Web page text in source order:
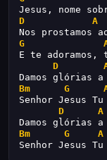
Jesus, nome
D
A
Nos prostamos
G
E te adoramos,
D
Damos glórias a
Bm
G
Senhor Jesus
D
A
Damos glórias
Bm
G
A
Senhor Jesus